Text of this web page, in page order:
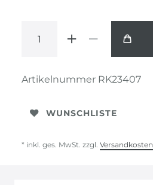
Artikelnummer RK23407
WUNSCHLISTE
* inkl. ges. MwSt. zzgl. Versandkosten